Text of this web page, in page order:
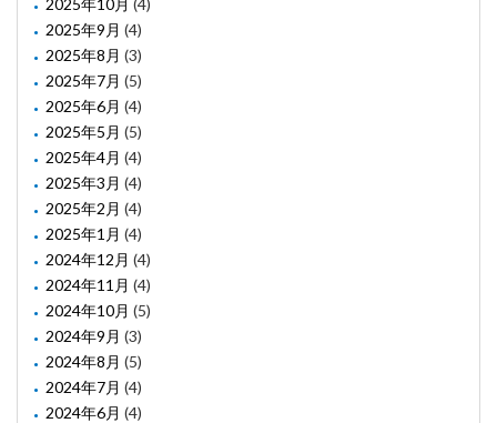
2025年9月 (4)
2025年8月 (3)
2025年7月 (5)
2025年6月 (4)
2025年5月 (5)
2025年4月 (4)
2025年3月 (4)
2025年2月 (4)
2025年1月 (4)
2024年12月 (4)
2024年11月 (4)
2024年10月 (5)
2024年9月 (3)
2024年8月 (5)
2024年7月 (4)
2024年6月 (4)